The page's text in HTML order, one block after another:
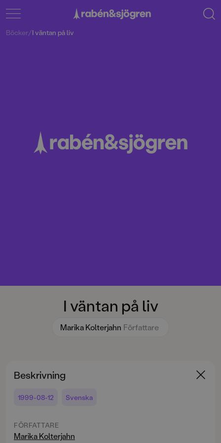
I väntan på liv
Marika Kolterjahn Författare
Böcker/I väntan på liv
Beskrivning
1999-08-12 Svenska
FÖRFATTARE
Marika Kolterjahn